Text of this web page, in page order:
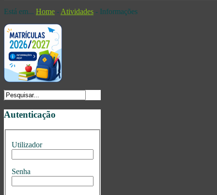
Está em... Home - Atividades - Informações
Autenticação
Utilizador
Senha